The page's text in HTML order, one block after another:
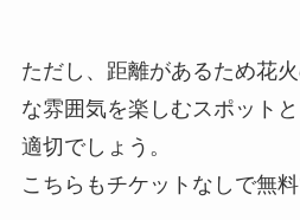
ただし、距離があるため花
な雰囲気を楽しむスポット
適切でしょう。
こちらもチケットなしで無料